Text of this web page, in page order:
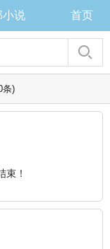
小说 首页
条)
束！